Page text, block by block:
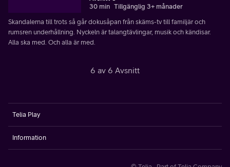
30 min Tillgänglig 3+ månader
Skandalerna till trots så går dokusåpan från skäms-tv till familjär och
rumsren underhållning. Nyckeln är talangtävlingar, musik och kändisar.
Alla ska med. Och alla är med.
6 av 6 Avsnitt
Telia Play
Information